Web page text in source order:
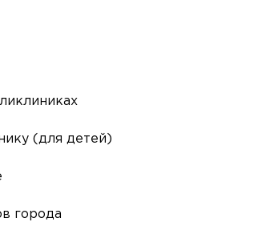
(для детей)
города